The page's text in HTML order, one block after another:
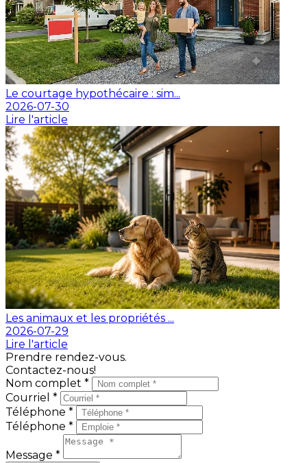
Le courtage hypothécaire : sim...
2026-07-30
Lire l'article
Les animaux et les propriétés ...
2026-07-29
Lire l'article
Prendre rendez-vous.
Contactez-nous!
Nom complet *
Courriel *
Téléphone *
Téléphone *
Message *